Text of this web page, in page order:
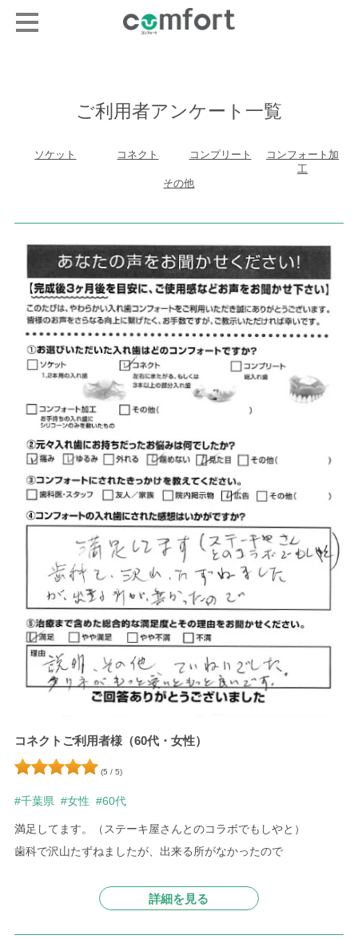
ご利用者アンケート一覧
ソケット コネクト コンプリート
コンフォート加
工
その他
コネクトご利用者様（60代・女性）
(5 / 5)
#千葉県 #女性 #60代
満足してます。（ステーキ屋さんとのコラボでもしやと）
歯科で沢山たずねましたが、出来る所がなかったので
詳細を見る